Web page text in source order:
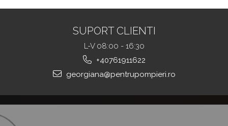
SUPORT CLIENTI
L-V 08:00 - 16:30
+40761911622
georgiana@pentrupompieri.ro